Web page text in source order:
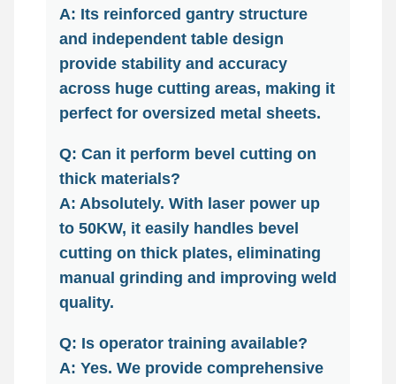
A: Its reinforced gantry structure
and independent table design
provide stability and accuracy
across huge cutting areas, making it
perfect for oversized metal sheets.
Q: Can it perform bevel cutting on
thick materials?
A: Absolutely. With laser power up
to 50KW, it easily handles bevel
cutting on thick plates, eliminating
manual grinding and improving weld
quality.
Q: Is operator training available?
A: Yes. We provide comprehensive